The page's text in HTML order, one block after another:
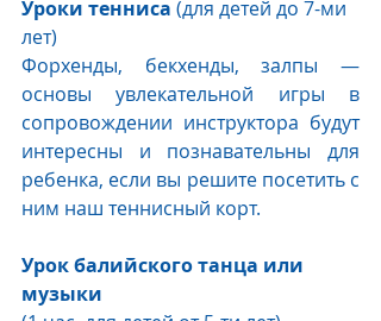
Уроки тенниса (для детей до 7-ми
лет)
Форхенды, бекхенды, залпы —
основы увлекательной игры в
сопровождении инструктора будут
интересны и познавательны для
ребенка, если вы решите посетить с
ним наш теннисный корт.
Урок балийского танца или
музыки